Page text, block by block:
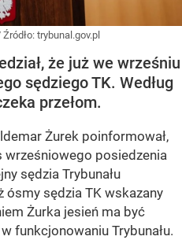
Źródło: trybunal.gov.pl
że już we wrześniu
sędziego TK. Według
przełom.
Żurek poinformował,
posiedzenia
sędzia Trybunału
ósmy sędzia TK wskazany
Żurka jesień ma być
funkcjonowaniu Trybunału.